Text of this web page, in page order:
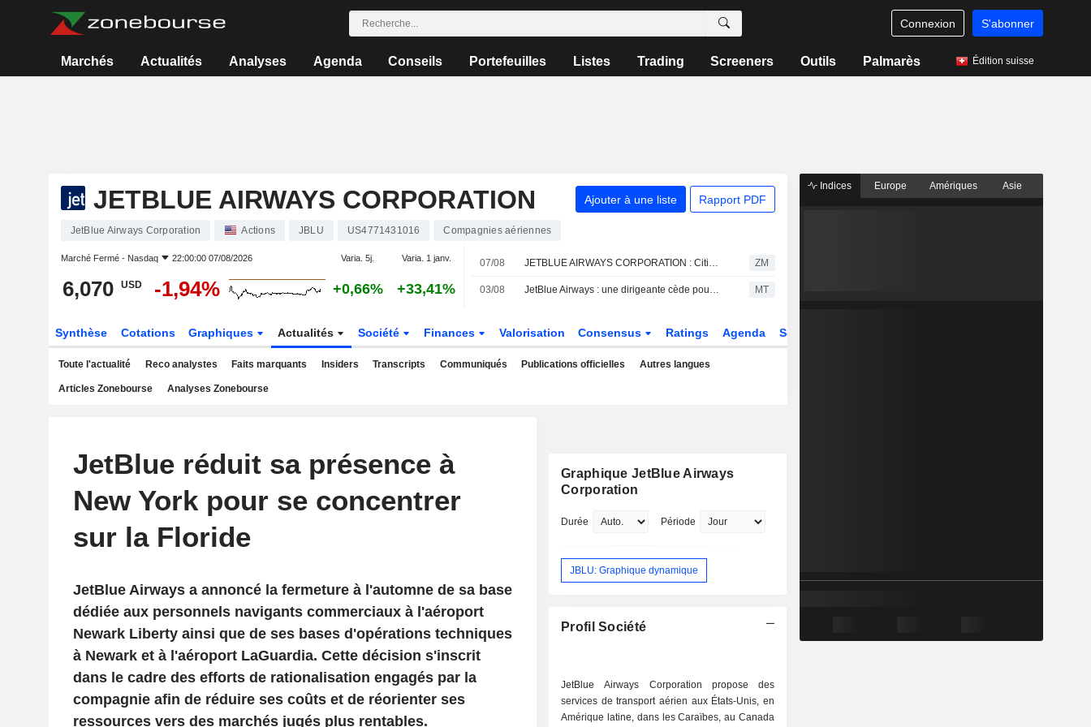
Connexion S'abonner
Marchés Actualités Analyses Agenda Conseils Portefeuilles Listes Trading Screeners Outils Palmarès Édition suisse
JETBLUE AIRWAYS CORPORATION Ajouter à une liste Rapport PDF
JetBlue Airways Corporation Actions JBLU US4771431016 Compagnies aériennes
Marché Fermé - Nasdaq 22:00:00 07/08/2026 Varia. 5j. Varia. 1 janv.
6,070 USD -1,94% +0,66% +33,41%
07/08 JETBLUE AIRWAYS CORPORATION : Citigroup révise son opinion et passe à vendre ZM
03/08 JetBlue Airways : une dirigeante cède pour 444 949 $ d'actions, selon un document de la SEC MT
Synthèse Cotations Graphiques Actualités Société Finances Valorisation Consensus Ratings Agenda Secteur
Toute l'actualité Reco analystes Faits marquants Insiders Transcripts Communiqués Publications officielles Autres langues
Articles Zonebourse Analyses Zonebourse
JetBlue réduit sa présence à
New York pour se concentrer
sur la Floride
JetBlue Airways a annoncé la fermeture à l'automne de sa base
dédiée aux personnels navigants commerciaux à l'aéroport
Newark Liberty ainsi que de ses bases d'opérations techniques
à Newark et à l'aéroport LaGuardia. Cette décision s'inscrit
dans le cadre des efforts de rationalisation engagés par la
compagnie afin de réduire ses coûts et de réorienter ses
ressources vers des marchés jugés plus rentables.
Graphique JetBlue Airways
Corporation
Durée Période
JBLU: Graphique dynamique
Profil Société
JetBlue Airways Corporation propose des
services de transport aérien aux États-Unis, en
Amérique latine, dans les Caraïbes, au Canada
Indices Europe Amériques Asie